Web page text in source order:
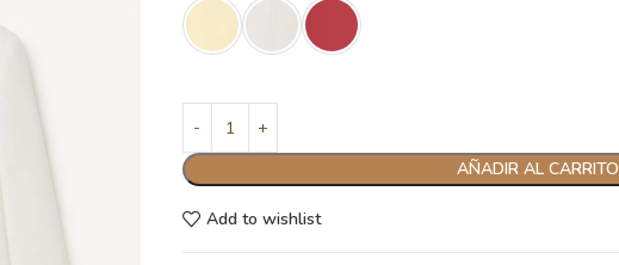
AÑADIR AL CARRITO
Add to wishlist